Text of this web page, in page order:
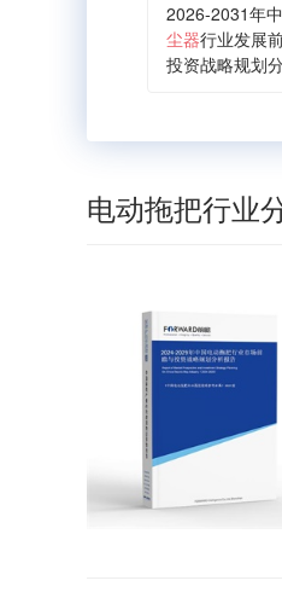
2026-2031年
尘器行业发展
投资战略规划
电动拖把行业